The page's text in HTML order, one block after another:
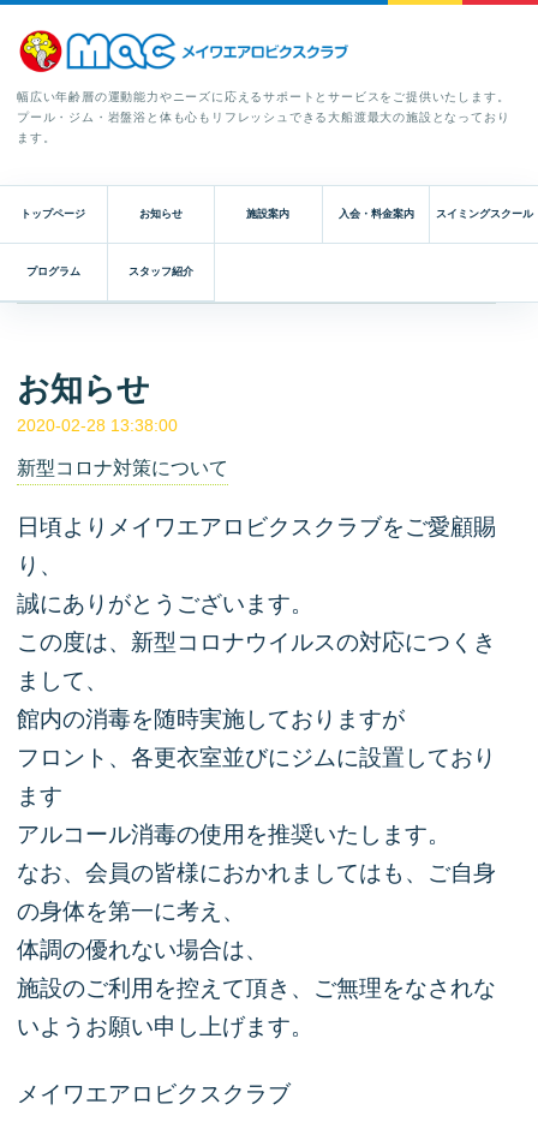
幅広い年齢層の運動能力やニーズに応えるサポートとサービスをご提供いたします。
プール・ジム・岩盤浴と体も心もリフレッシュできる大船渡最大の施設となっており
ます。
トップページ お知らせ 施設案内 入会・料金案内 スイミングスクール
プログラム スタッフ紹介
お知らせ
2020-02-28 13:38:00
新型コロナ対策について
日頃よりメイワエアロビクスクラブをご愛顧賜
り、
誠にありがとうございます。
この度は、新型コロナウイルスの対応につくき
まして、
館内の消毒を随時実施しておりますが
フロント、各更衣室並びにジムに設置しており
ます
アルコール消毒の使用を推奨いたします。
なお、会員の皆様におかれましてはも、ご自身
の身体を第一に考え、
体調の優れない場合は、
施設のご利用を控えて頂き、ご無理をなされな
いようお願い申し上げます。
メイワエアロビクスクラブ